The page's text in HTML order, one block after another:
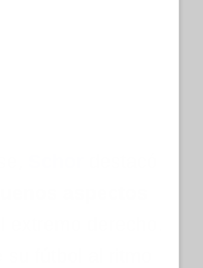
fútbol al ritmo